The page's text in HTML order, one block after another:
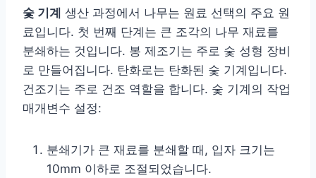
숯 기계 생산 과정에서 나무는 원료 선택의 주요 원
료입니다. 첫 번째 단계는 큰 조각의 나무 재료를
분쇄하는 것입니다. 봉 제조기는 주로 숯 성형 장비
로 만들어집니다. 탄화로는 탄화된 숯 기계입니다.
건조기는 주로 건조 역할을 합니다. 숯 기계의 작업
매개변수 설정:
분쇄기가 큰 재료를 분쇄할 때, 입자 크기는
10mm 이하로 조절되었습니다.